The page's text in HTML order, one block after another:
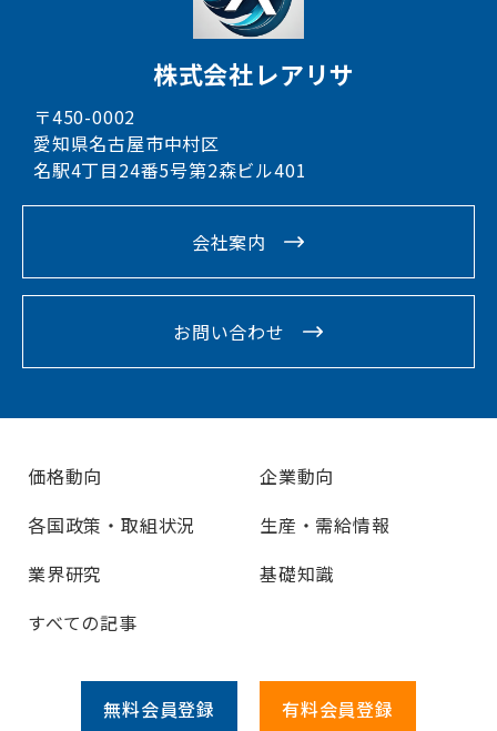
株式会社レアリサ
〒450-0002
愛知県名古屋市中村区
名駅4丁目24番5号第2森ビル401
会社案内
お問い合わせ
価格動向
企業動向
各国政策・取組状況
生産・需給情報
業界研究
基礎知識
すべての記事
無料会員登録 有料会員登録